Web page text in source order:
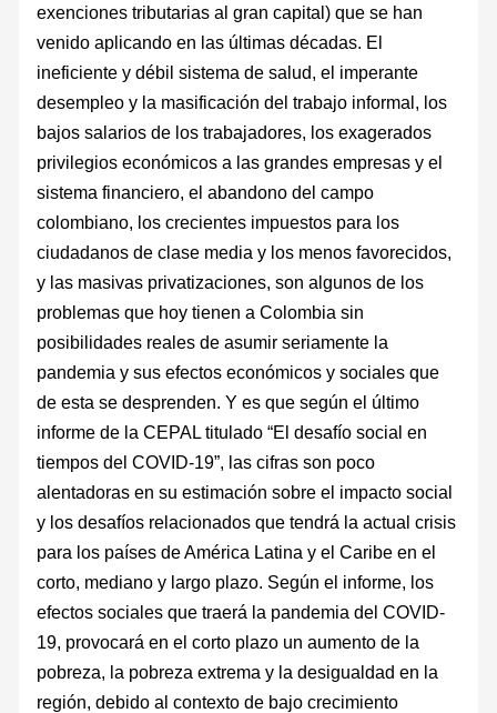
exenciones tributarias al gran capital) que se han
venido aplicando en las últimas décadas. El
ineficiente y débil sistema de salud, el imperante
desempleo y la masificación del trabajo informal, los
bajos salarios de los trabajadores, los exagerados
privilegios económicos a las grandes empresas y el
sistema financiero, el abandono del campo
colombiano, los crecientes impuestos para los
ciudadanos de clase media y los menos favorecidos,
y las masivas privatizaciones, son algunos de los
problemas que hoy tienen a Colombia sin
posibilidades reales de asumir seriamente la
pandemia y sus efectos económicos y sociales que
de esta se desprenden. Y es que según el último
informe de la CEPAL titulado “El desafío social en
tiempos del COVID-19”, las cifras son poco
alentadoras en su estimación sobre el impacto social
y los desafíos relacionados que tendrá la actual crisis
para los países de América Latina y el Caribe en el
corto, mediano y largo plazo. Según el informe, los
efectos sociales que traerá la pandemia del COVID-
19, provocará en el corto plazo un aumento de la
pobreza, la pobreza extrema y la desigualdad en la
región, debido al contexto de bajo crecimiento